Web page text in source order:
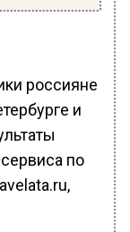
россияне
и
по